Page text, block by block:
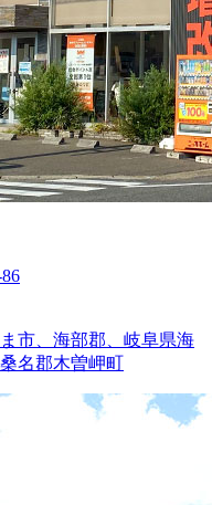
市、海部郡、岐阜県海
名郡木曽岬町